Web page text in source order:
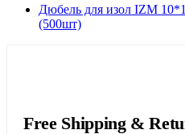
Дюбель для изол IZM
(500шт)
Free Shipping &